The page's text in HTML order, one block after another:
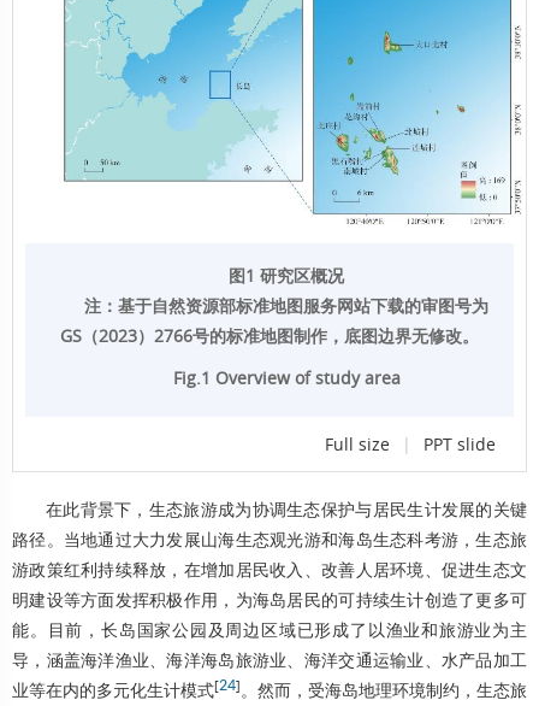
图1 研究区概况
注：基于自然资源部标准地图服务网站下载的审图号为
GS（2023）2766号的标准地图制作，底图边界无修改。
Fig.1 Overview of study area
Full size | PPT slide
在此背景下，生态旅游成为协调生态保护与居民生计发展的关键
路径。当地通过大力发展山海生态观光游和海岛生态科考游，生态旅
游政策红利持续释放，在增加居民收入、改善人居环境、促进生态文
明建设等方面发挥积极作用，为海岛居民的可持续生计创造了更多可
能。目前，长岛国家公园及周边区域已形成了以渔业和旅游业为主
导，涵盖海洋渔业、海洋海岛旅游业、海洋交通运输业、水产品加工
业等在内的多元化生计模式[24]。然而，受海岛地理环境制约，生态旅